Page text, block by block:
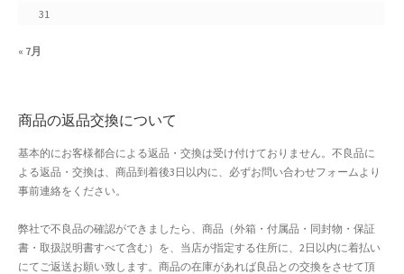
アフィリエイト登録
ウィンターセール
カート
31
« 7月
商品の返品交換について
基本的にお客様都合による返品・交換は受け付けておりません。不良品に
よる返品・交換は、商品到着後3日以内に、必ずお問い合わせフォームより
事前連絡をください。
弊社で不良品の確認ができましたら、商品（外箱・付属品・同封物・保証
書・取扱説明書すべて含む）を、当店が指定する住所に、2日以内に着払い
にてご返送お願い致します。商品の在庫があれば良品との交換をさせて頂